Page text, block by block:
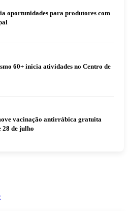
oportunidades para produtores com
60+ inicia atividades no Centro de
vacinação antirrábica gratuita
28 de julho